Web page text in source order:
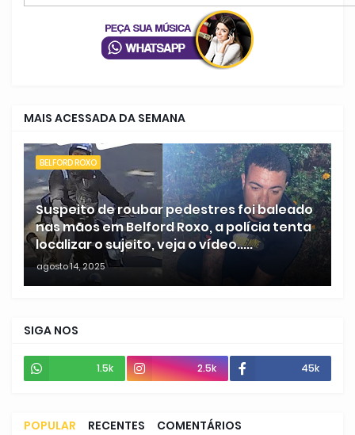
MAIS ACESSADA DA SEMANA
BELFORD ROXO
Suspeito de roubar pedestres foi baleado
nas mãos em Belford Roxo, a polícia tenta
localizar o sujeito, veja o vídeo.....
agosto 14, 2025
SIGA NOS
1.5k 2.5k 45k
POPULAR RECENTES COMENTÁRIOS